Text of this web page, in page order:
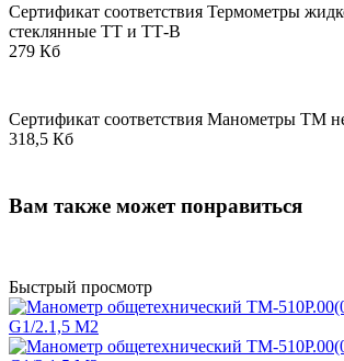
Сертификат соответствия Термометры
стеклянные ТТ и ТТ-В
279 Кб
Сертификат соответствия Манометры ТМ
318,5 Кб
Вам также может понравиться
Быстрый просмотр